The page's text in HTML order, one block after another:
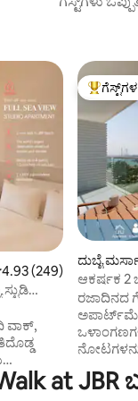
4.93 ಸರಾಸರಿ
4.93 (249)
ವಾಕ್,
ನೀವು
ನಿಮ್ಮ
ಗೆಸ್ಟ್‌ಗಳಿಗೆ
ದುಬೈ
ಆಕರ್ಷಕ 2
ನೋಟಗಳು
ರಜಾದಿನದ
ದಿನಗಳನ್ನು
at